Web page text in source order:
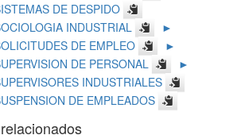
DE DESPIDO
INDUSTRIAL
►
DE EMPLEO
►
DE PERSONAL
►
INDUSTRIALES
DE EMPLEADOS